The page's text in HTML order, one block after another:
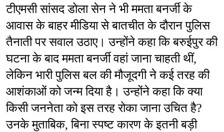
टीएमसी सांसद डोला सेन ने भी ममता बनर्जी के
आवास के बाहर मीडिया से बातचीत के दौरान पुलिस
तैनाती पर सवाल उठाए। उन्होंने कहा कि बरुईपुर की
घटना के बाद ममता बनर्जी वहां जाना चाहती थीं,
लेकिन भारी पुलिस बल की मौजूदगी ने कई तरह की
आशंकाओं को जन्म दिया है। उन्होंने कहा कि क्या
किसी जननेता को इस तरह रोका जाना उचित है?
उनके मुताबिक, बिना स्पष्ट कारण के इतनी बड़ी